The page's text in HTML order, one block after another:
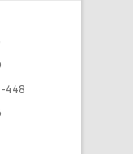
448